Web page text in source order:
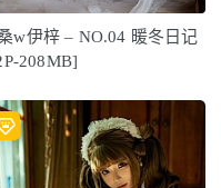
w伊梓 – NO.04 暖冬日记
208MB]